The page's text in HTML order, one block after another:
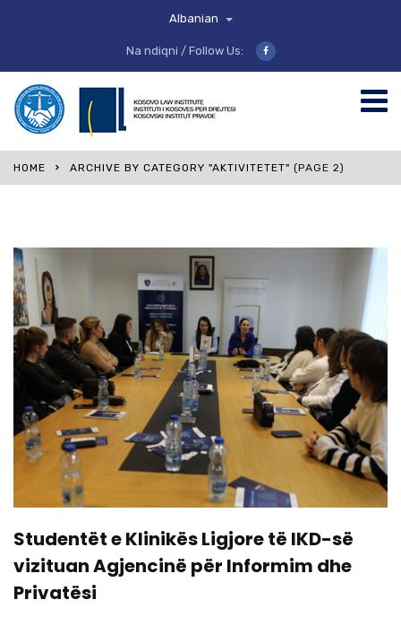
Albanian
Na ndiqni / Follow Us:
HOME ARCHIVE BY CATEGORY "AKTIVITETET" (PAGE 2)
Studentët e Klinikës Ligjore të IKD-së
vizituan Agjencinë për Informim dhe
Privatësi